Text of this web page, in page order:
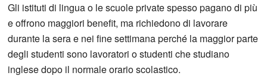
Gli istituti di lingua o le scuole private spesso pagano di più
e offrono maggiori benefit, ma richiedono di lavorare
durante la sera e nei fine settimana perché la maggior parte
degli studenti sono lavoratori o studenti che studiano
inglese dopo il normale orario scolastico.